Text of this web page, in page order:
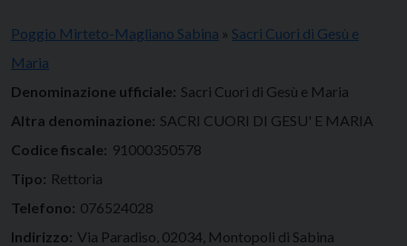
Poggio Mirteto-Magliano Sabina » Sacri Cuori di Gesù e
Maria
Denominazione ufficiale: Sacri Cuori di Gesù e Maria
Altra denominazione: SACRI CUORI DI GESU' E MARIA
Codice fiscale: 91000350578
Tipo: Rettoria
Telefono: 076524028
Indirizzo: Via Paradiso, 02034, Montopoli di Sabina